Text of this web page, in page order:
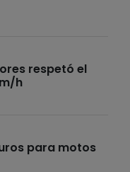
respetó el
h
para motos